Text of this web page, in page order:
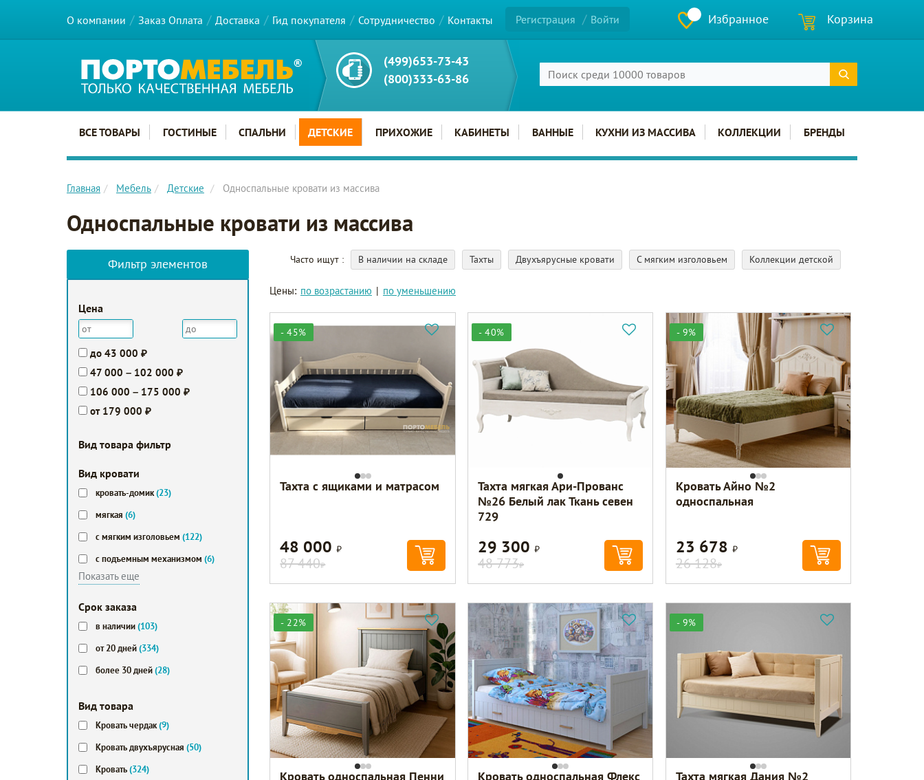
О компании Заказ Оплата Доставка Гид покупателя Сотрудничество Контакты Регистрация Войти Избранное Корзина
(499)653-73-43
(800)333-63-86
Главное меню сайта
ВСЕ ТОВАРЫ ГОСТИНЫЕ СПАЛЬНИ ДЕТСКИЕ ПРИХОЖИЕ КАБИНЕТЫ ВАННЫЕ КУХНИ ИЗ МАССИВА КОЛЛЕКЦИИ БРЕНДЫ
Главная Мебель Детские Односпальные кровати из массива
Односпальные кровати из массива
Часто ищут В наличии на складе Тахты Двухъярусные кровати С мягким изголовьем Коллекции детской
Фильтр элементов
Цена
до 43 000 ₽
47 000 – 102 000 ₽
106 000 – 175 000 ₽
от 179 000 ₽
Вид товара фильтр
Вид кровати
кровать-домик(23)
мягкая(6)
с мягким изголовьем(122)
с подъемным механизмом(6)
Показать еще
Срок заказа
в наличии(103)
от 20 дней(334)
более 30 дней(28)
Вид товара
Кровать чердак(9)
Кровать двухъярусная(50)
Кровать(324)
Цены: по возрастанию | по уменьшению
- 45%
Тахта с ящиками и матрасом
48 000Р
87 440Р
- 40%
Тахта мягкая Ари-Прованс
№26 Белый лак Ткань севен
729
29 300Р
48 773Р
- 9%
Кровать Айно №2
односпальная
23 678 Р
26 128Р
- 22%
Кровать односпальная Пенни Кровать односпальная Флекс
- 9%
Тахта мягкая Дания №2